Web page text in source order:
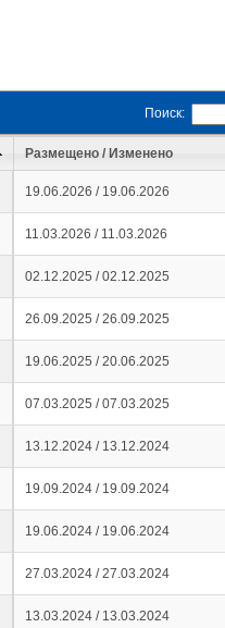
Поиск:
Размещено / Изменено
19.06.2026 / 19.06.2026
11.03.2026 / 11.03.2026
02.12.2025 / 02.12.2025
26.09.2025 / 26.09.2025
19.06.2025 / 20.06.2025
07.03.2025 / 07.03.2025
13.12.2024 / 13.12.2024
19.09.2024 / 19.09.2024
19.06.2024 / 19.06.2024
27.03.2024 / 27.03.2024
13.03.2024 / 13.03.2024